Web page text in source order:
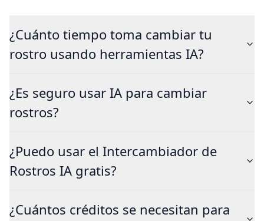
¿Cuánto tiempo toma cambiar tu
rostro usando herramientas IA?
¿Es seguro usar IA para cambiar
rostros?
¿Puedo usar el Intercambiador de
Rostros IA gratis?
¿Cuántos créditos se necesitan para